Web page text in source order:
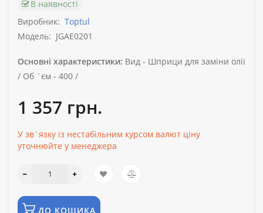
В наявності
Виробник: Toptul
Модель: JGAE0201
Основні характеристики: Вид - Шприци для заміни олії
/ Об `єм - 400 /
1 357 грн.
У зв`язку із нестабільним курсом валют ціну
уточнюйте у менеджера
ДО КОШИКА